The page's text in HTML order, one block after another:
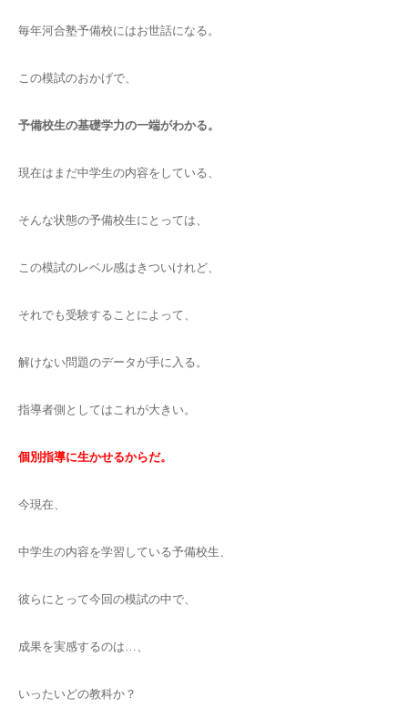
毎年河合塾予備校にはお世話になる。
この模試のおかげで、
予備校生の基礎学力の一端がわかる。
現在はまだ中学生の内容をしている、
そんな状態の予備校生にとっては、
この模試のレベル感はきついけれど、
それでも受験することによって、
解けない問題のデータが手に入る。
指導者側としてはこれが大きい。
個別指導に生かせるからだ。
今現在、
中学生の内容を学習している予備校生、
彼らにとって今回の模試の中で、
成果を実感するのは…、
いったいどの教科か？